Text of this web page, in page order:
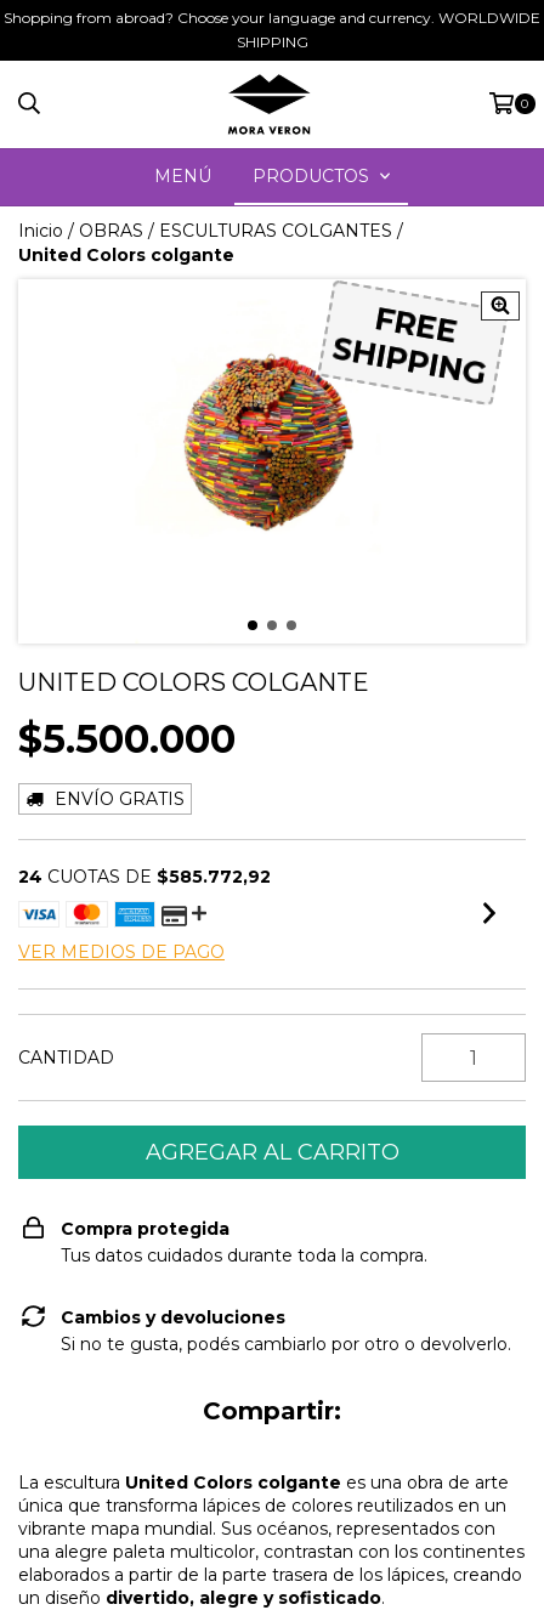
Shopping from abroad? Choose your language and currency. WORLDWIDE
SHIPPING
0
MENÚ PRODUCTOS
Inicio / OBRAS / ESCULTURAS COLGANTES /
United Colors colgante
FREE
SHIPPING
FREE
SHIPPING
UNITED COLORS COLGANTE
$5.500.000
ENVÍO GRATIS
24 CUOTAS DE $585.772,92
VER MEDIOS DE PAGO
CANTIDAD
Compra protegida
Tus datos cuidados durante toda la compra.
Cambios y devoluciones
Si no te gusta, podés cambiarlo por otro o devolverlo.
Compartir:
La escultura United Colors colgante es una obra de arte
única que transforma lápices de colores reutilizados en un
vibrante mapa mundial. Sus océanos, representados con
una alegre paleta multicolor, contrastan con los continentes
elaborados a partir de la parte trasera de los lápices, creando
un diseño divertido, alegre y sofisticado.